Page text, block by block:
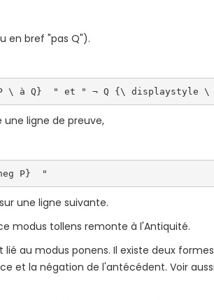
en bref "pas Q").
\ à Q}  " et " ¬ Q {\ displaystyle \
ligne de preuve,
P}  "
une ligne suivante.
modus tollens remonte à l'Antiquité.
au modus ponens. Il existe deux
et la négation de l'antécédent. Voir